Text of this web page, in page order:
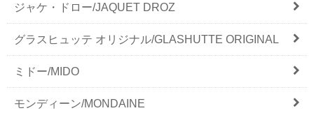
ジャケ・ドロー/JAQUET DROZ
グラスヒュッテ オリジナル/GLASHUTTE ORIGINAL
ミドー/MIDO
モンディーン/MONDAINE